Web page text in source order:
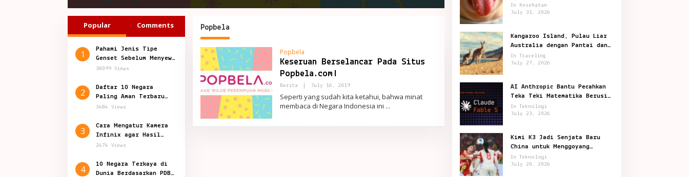
Popular Comments
1
Pahami Jenis Tipe
Genset Sebelum Menyewa
Genset
38099 Views
2
Daftar 10 Negara
Paling Aman Terbaru
2024, Indonesia Nomor?
3484 Views
3
Cara Mengatur Kamera
Infinix agar Hasil
Foto Jernih dan Bagus
2474 Views
4
10 Negara Terkaya di
Dunia Berdasarkan PDB
Popbela
Popbela
Keseruan Berselancar Pada Situs
Popbela.com!
Berita July 16, 2019By
Seperti yang sudah kita ketahui, bahwa minat
membaca di Negara Indonesia ini
Diperiksa
In Kesehatan
July 31, 2026
Kangaroo Island, Pulau Liar
Australia dengan Pantai dan
Satwa Ikonik
In Traveling
July 27, 2026
AI Anthropic Bantu Pecahkan
Teka Teki Matematika Berusia
87 Tahun
In Teknologi
July 23, 2026
Kimi K3 Jadi Senjata Baru
China untuk Menggoyang
Keunggulan AI Amerika
In Teknologi
July 20, 2026